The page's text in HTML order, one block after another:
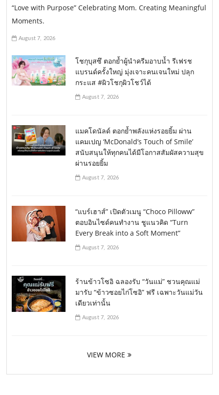
“Love with Purpose” Celebrating Mom. Creating Meaningful
Moments.
August 7, 2026
โชกุบุสซึ ตอกย้ำผู้นำครีมอาบน้ำ รีเฟรช
แบรนด์ครั้งใหญ่ มุ่งเจาะคนเจนใหม่ ปลุก
กระแส #ผิวโชกุผิวโชว์ได้
August 7, 2026
แมคโดนัลด์ ตอกย้ำพลังแห่งรอยยิ้ม ผ่าน
แคมเปญ ‘McDonald’s Touch of Smile’
สนับสนุนให้ทุกคนได้มีโอกาสสัมผัสความสุข
ผ่านรอยยิ้ม
August 7, 2026
“แบร์เฮาส์” เปิดตัวเมนู “Choco Pilloww”
ตอบอินไซด์คนทำงาน ชูแนวคิด “Turn
Every Break into a Soft Moment”
August 7, 2026
ร้านข้าวโซอิ ฉลองรับ “วันแม่” ชวนคุณแม่
มารับ “ข้าวซอยไก่โซอิ” ฟรี เฉพาะวันแม่วัน
เดียวเท่านั้น
August 7, 2026
VIEW MORE